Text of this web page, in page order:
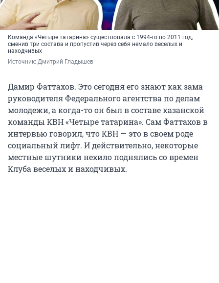
Команда «Четыре татарина» существовала с 1994-го по 2011 год,
сменив три состава и пропустив через себя немало веселых и
находчивых
Источник: Дмитрий Гладышев
Дамир Фаттахов. Это сегодня его знают как зама
руководителя Федерального агентства по делам
молодежи, а когда-то он был в составе казанской
команды КВН «Четыре татарина». Сам Фаттахов в
интервью говорил, что КВН — это в своем роде
социальный лифт. И действительно, некоторые
местные шутники нехило поднялись со времен
Клуба веселых и находчивых.